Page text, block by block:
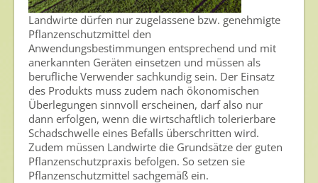
Videos
Publikationen
Newsletter
Archiv
Landwirte dürfen nur zugelassene bzw. genehmigte
Pflanzenschutzmittel den
Anwendungsbestimmungen entsprechend und mit
anerkannten Geräten einsetzen und müssen als
berufliche Verwender sachkundig sein. Der Einsatz
des Produkts muss zudem nach ökonomischen
Überlegungen sinnvoll erscheinen, darf also nur
dann erfolgen, wenn die wirtschaftlich tolerierbare
Schadschwelle eines Befalls überschritten wird.
Zudem müssen Landwirte die Grundsätze der guten
Pflanzenschutzpraxis befolgen. So setzen sie
Pflanzenschutzmittel sachgemäß ein.